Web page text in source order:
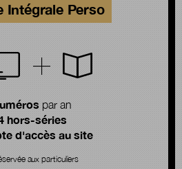
Intégrale Perso
par an
hors-séries
d'accès au site
aux particuliers